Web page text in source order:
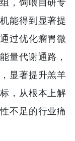
，饲喂自研专
能得到显著提
过优化瘤胃微
量代谢通路，
显著提升羔羊
，从根本上解
不足的行业痛